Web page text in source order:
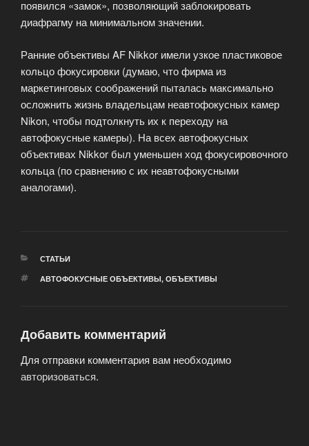
появился «замок», позволяющий заблокировать
диафрагму на минимальном значении.
Ранние объективы AF Nikkor имели узкое пластиковое
кольцо фокусировки (думаю, что фирма из
маркетинговых соображений пыталась максимально
осложнить жизнь владельцам неавтофокусных камер
Nikon, чтобы подтолкнуть их к переходу на
автофокусные камеры). На всех автофокусных
объективах Nikkor был уменьшен ход фокусировочного
кольца (по сравнению с их неавтофокусными
аналогами).
РУБРИКИ
СТАТЬИ
МЕТКИ
АВТОФОКУСНЫЕ ОБЪЕКТИВЫ, ОБЪЕКТИВЫ
Добавить комментарий
Для отправки комментария вам необходимо
авторизоваться.